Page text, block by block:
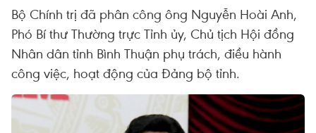
Bộ Chính trị đã phân công ông Nguyễn Hoài Anh,
Phó Bí thư Thường trực Tỉnh ủy, Chủ tịch Hội đồng
Nhân dân tỉnh Bình Thuận phụ trách, điều hành
công việc, hoạt động của Đảng bộ tỉnh.